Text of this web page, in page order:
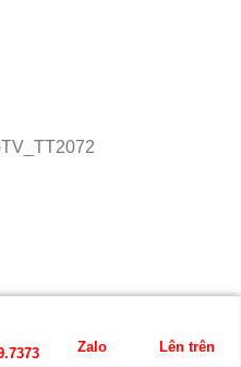
Zalo Lên trên